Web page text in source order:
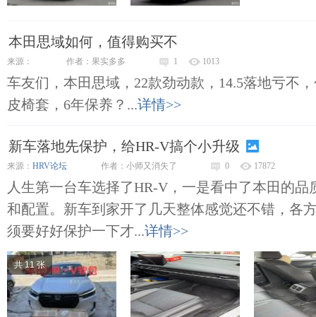
本田思域如何，值得购买不
来源： 作者：果实多多 1 1013
车友们，本田思域，22款劲动款，14.5落地亏不
皮椅套，6年保养？...详情>>
新车落地先保护，给HR-V搞个小升级
来源： HRV论坛 作者：小师又消失了 0 17872
人生第一台车选择了HR-V，一是看中了本田的
和配置。新车到家开了几天整体感觉还不错，各
须要好好保护一下才...详情>>
共 11 张